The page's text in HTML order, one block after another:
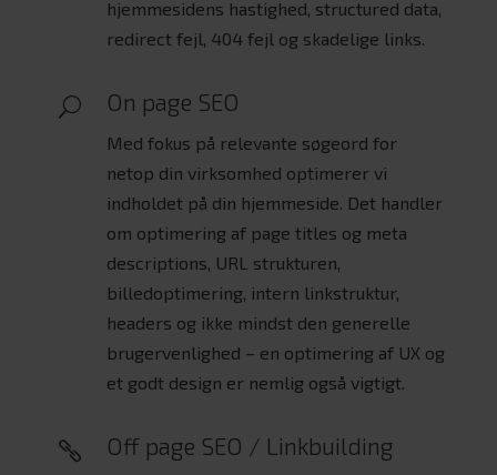
hjemmesidens hastighed, structured data,
redirect fejl, 404 fejl og skadelige links.
U On page SEO
Med fokus på relevante søgeord for
netop din virksomhed optimerer vi
indholdet på din hjemmeside. Det handler
om optimering af page titles og meta
descriptions, URL strukturen,
billedoptimering, intern linkstruktur,
headers og ikke mindst den generelle
brugervenlighed – en optimering af UX og
et godt design er nemlig også vigtigt.
 Off page SEO / Linkbuilding